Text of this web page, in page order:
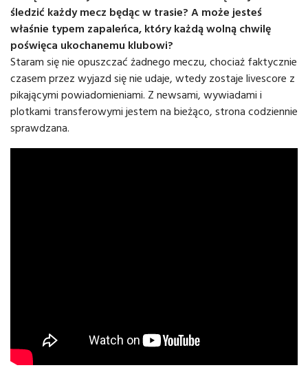
śledzić każdy mecz będąc w trasie? A może jesteś
właśnie typem zapaleńca, który każdą wolną chwilę
poświęca ukochanemu klubowi?
Staram się nie opuszczać żadnego meczu, chociaż faktycznie
czasem przez wyjazd się nie udaje, wtedy zostaje livescore z
pikającymi powiadomieniami. Z newsami, wywiadami i
plotkami transferowymi jestem na bieżąco, strona codziennie
sprawdzana.